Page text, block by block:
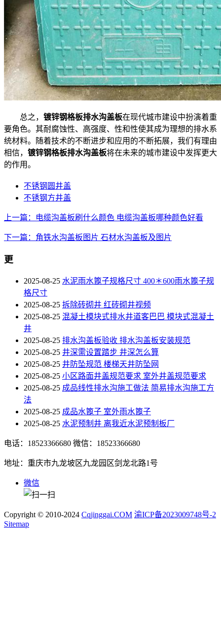
总之， 镀锌钢格板排水沟盖板在现代城市建设中扮演着重
要角色。其耐腐蚀性、高强度、性和性使其成为理想的排水系
统材料。随着技术的不断进步和应用的不断拓展，我们有理由
相信， 镀锌钢格板排水沟盖板将在未来的城市建设中发挥更大
的作用。
不锈钢圆井盖
不锈钢方井盖
上一篇：电缆沟盖板刷什么颜色 电缆沟盖板哪种颜色好看
下一篇：角铁水沟盖板图片 石材水沟盖板及图片
更
2025-08-25 水泥雨水篦子规格尺寸 400＊600雨水篦子规
格尺寸
2025-08-25 拆除砖砌井 红砖砌井视频
2025-08-25 混凝土模块式排水井道客巴巴 模块式混凝土
井
2025-08-25 排水沟盖板验收 排水沟盖板安装规范
2025-08-25 井深需设置踏步 井深怎么算
2025-08-25 井防坠规范 楼梯天井防坠网
2025-08-25 小区路面井盖规范要求 室外井盖规范要求
2025-08-25 成品线性排水沟施工做法 简易排水沟施工方
法
2025-08-25 成品水篦子 室外雨水篦子
2025-08-25 水泥预制井 离我近水泥预制板厂
电话：18523366680 微信：18523366680
地址：重庆市九龙坡区九龙园区剑龙北路1号
微信
Copyright © 2010-2024 Cqjinggai.COM 渝ICP备2023009748号-2
Sitemap